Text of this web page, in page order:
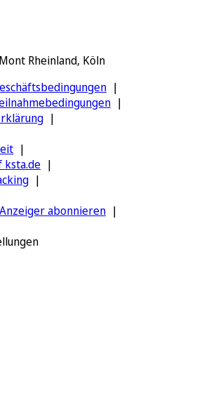
Rheinland, Köln
ksta.de
abonnieren